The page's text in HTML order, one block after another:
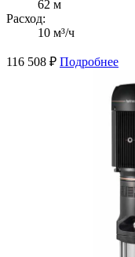
62 м
Расход:
10 м³/ч
116 508 ₽ Подробнее